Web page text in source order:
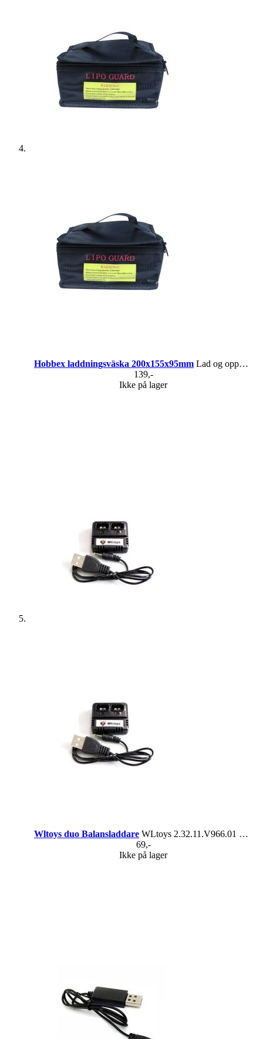
Hobbex laddningsväska 200x155x95mm Lad og oppbevar RC-batterier på en tryggere måte
139,-
Ikke på lager
Wltoys duo Balansladdare WLtoys 2.32.11.V966.01 & 1.03.04.01.139
69,-
Ikke på lager